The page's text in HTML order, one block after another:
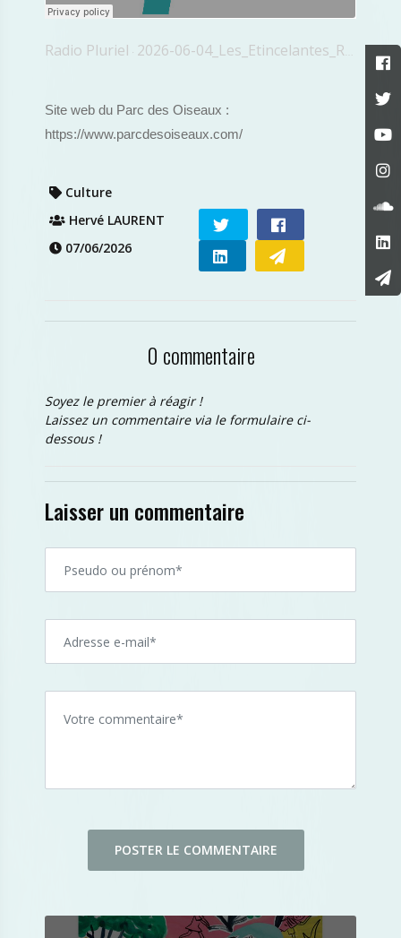
Radio Pluriel · 2026-06-04_Les_Etincelantes_Robin_Ducrocq_Lamarche
Site web du Parc des Oiseaux :
https://www.parcdesoiseaux.com/
Culture
Hervé LAURENT
07/06/2026
0 commentaire
Soyez le premier à réagir !
Laissez un commentaire via le formulaire ci-
dessous !
Laisser un commentaire